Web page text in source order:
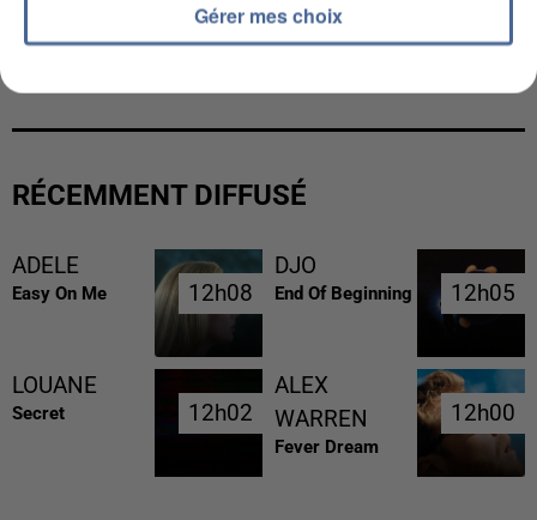
GABRIEL ATTAL ET RAPHAËL GLUCKSMANN
RÉCEMMENT DIFFUSÉ
ADELE
Easy On Me 12h08
12h08
DJO
End Of Beginning 12h05
12h05
LOUANE
Secret 12h02
12h02
ALEX
WARREN
Fever Dream
12h00
12h00
Gérer mes choix